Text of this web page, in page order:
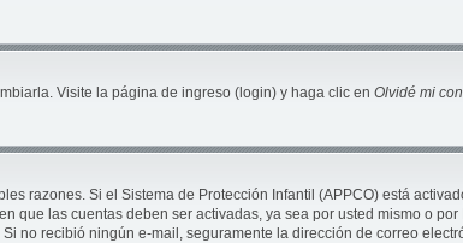
Visite la página de ingreso (login) y haga clic en Olvidé mi
razones. Si el Sistema de Protección Infantil (APPCO) está
que las cuentas deben ser activadas, ya sea por usted mismo o
no recibió ningún e-mail, seguramente la dirección de correo